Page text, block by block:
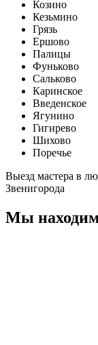
Козино
Кезьмино
Грязь
Ершово
Палицы
Фуньково
Сальково
Каринское
Введенское
Ягунино
Гигирево
Шихово
Поречье
Выезд мастера в
Звенигорода
Мы